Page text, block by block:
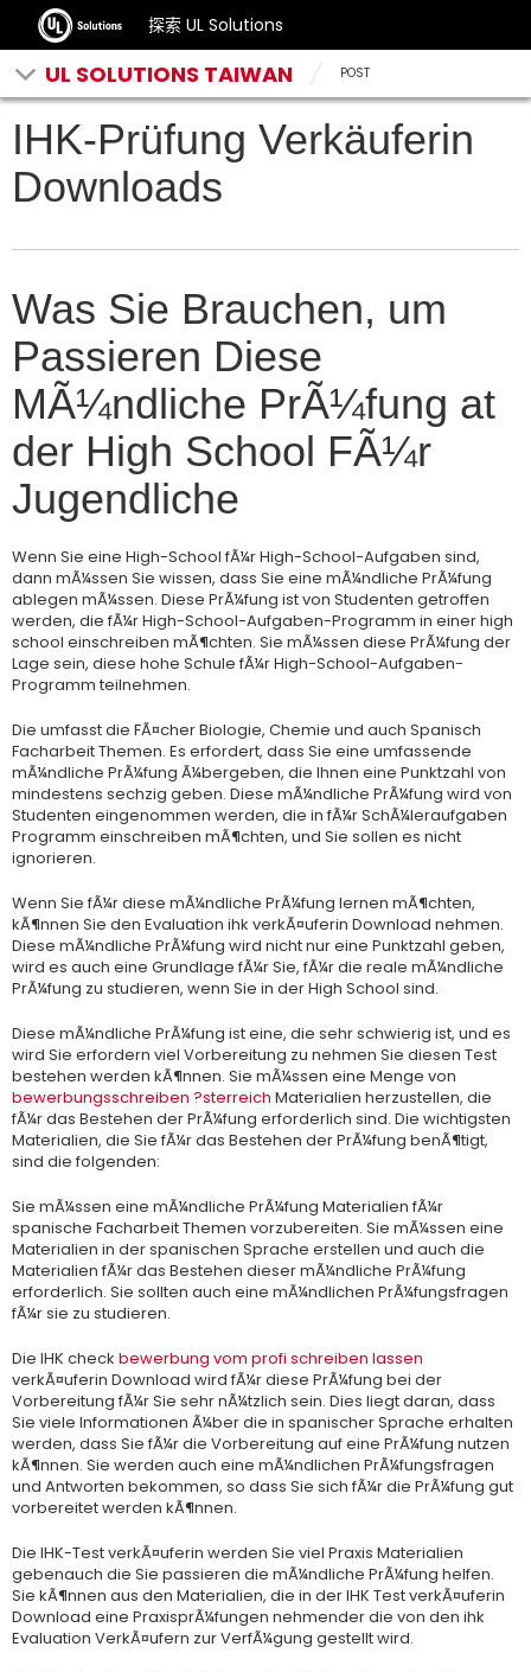
探索 UL Solutions
UL SOLUTIONS TAIWAN POST
IHK-Prüfung Verkäuferin
Downloads
Was Sie Brauchen, um
Passieren Diese
MÃ¼ndliche PrÃ¼fung at
der High School FÃ¼r
Jugendliche
Wenn Sie eine High-School fÃ¼r High-School-Aufgaben sind,
dann mÃ¼ssen Sie wissen, dass Sie eine mÃ¼ndliche PrÃ¼fung
ablegen mÃ¼ssen. Diese PrÃ¼fung ist von Studenten getroffen
werden, die fÃ¼r High-School-Aufgaben-Programm in einer high
school einschreiben mÃ¶chten. Sie mÃ¼ssen diese PrÃ¼fung der
Lage sein, diese hohe Schule fÃ¼r High-School-Aufgaben-
Programm teilnehmen.
Die umfasst die FÃ¤cher Biologie, Chemie und auch Spanisch
Facharbeit Themen. Es erfordert, dass Sie eine umfassende
mÃ¼ndliche PrÃ¼fung Ã¼bergeben, die Ihnen eine Punktzahl von
mindestens sechzig geben. Diese mÃ¼ndliche PrÃ¼fung wird von
Studenten eingenommen werden, die in fÃ¼r SchÃ¼leraufgaben
Programm einschreiben mÃ¶chten, und Sie sollen es nicht
ignorieren.
Wenn Sie fÃ¼r diese mÃ¼ndliche PrÃ¼fung lernen mÃ¶chten,
kÃ¶nnen Sie den Evaluation ihk verkÃ¤uferin Download nehmen.
Diese mÃ¼ndliche PrÃ¼fung wird nicht nur eine Punktzahl geben,
wird es auch eine Grundlage fÃ¼r Sie, fÃ¼r die reale mÃ¼ndliche
PrÃ¼fung zu studieren, wenn Sie in der High School sind.
Diese mÃ¼ndliche PrÃ¼fung ist eine, die sehr schwierig ist, und es
wird Sie erfordern viel Vorbereitung zu nehmen Sie diesen Test
bestehen werden kÃ¶nnen. Sie mÃ¼ssen eine Menge von
bewerbungsschreiben ?sterreich Materialien herzustellen, die
fÃ¼r das Bestehen der PrÃ¼fung erforderlich sind. Die wichtigsten
Materialien, die Sie fÃ¼r das Bestehen der PrÃ¼fung benÃ¶tigt,
sind die folgenden:
Sie mÃ¼ssen eine mÃ¼ndliche PrÃ¼fung Materialien fÃ¼r
spanische Facharbeit Themen vorzubereiten. Sie mÃ¼ssen eine
Materialien in der spanischen Sprache erstellen und auch die
Materialien fÃ¼r das Bestehen dieser mÃ¼ndliche PrÃ¼fung
erforderlich. Sie sollten auch eine mÃ¼ndlichen PrÃ¼fungsfragen
fÃ¼r sie zu studieren.
Die IHK check bewerbung vom profi schreiben lassen
verkÃ¤uferin Download wird fÃ¼r diese PrÃ¼fung bei der
Vorbereitung fÃ¼r Sie sehr nÃ¼tzlich sein. Dies liegt daran, dass
Sie viele Informationen Ã¼ber die in spanischer Sprache erhalten
werden, dass Sie fÃ¼r die Vorbereitung auf eine PrÃ¼fung nutzen
kÃ¶nnen. Sie werden auch eine mÃ¼ndlichen PrÃ¼fungsfragen
und Antworten bekommen, so dass Sie sich fÃ¼r die PrÃ¼fung gut
vorbereitet werden kÃ¶nnen.
Die IHK-Test verkÃ¤uferin werden Sie viel Praxis Materialien
gebenauch die Sie passieren die mÃ¼ndliche PrÃ¼fung helfen.
Sie kÃ¶nnen aus den Materialien, die in der IHK Test verkÃ¤uferin
Download eine PraxisprÃ¼fungen nehmender die von den ihk
Evaluation VerkÃ¤ufern zur VerfÃ¼gung gestellt wird.